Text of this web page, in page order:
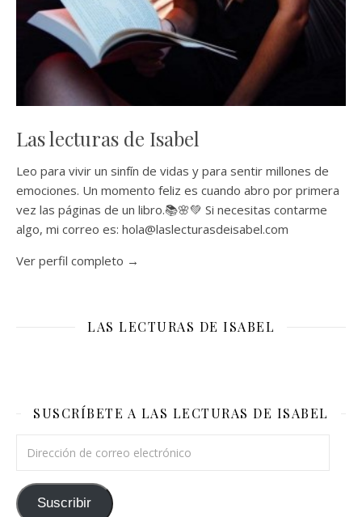
Las lecturas de Isabel
Leo para vivir un sinfín de vidas y para sentir millones de
emociones. Un momento feliz es cuando abro por primera
vez las páginas de un libro.📚🌸💚 Si necesitas contarme
algo, mi correo es: hola@laslecturasdeisabel.com
Ver perfil completo →
LAS LECTURAS DE ISABEL
SUSCRÍBETE A LAS LECTURAS DE ISABEL
Suscribir